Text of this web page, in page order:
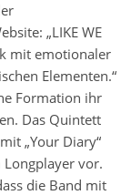
„LIKE WE
mit emotionaler
Elementen.“
Formation ihr
Das Quintett
„Your Diary“
Longplayer vor.
die Band mit